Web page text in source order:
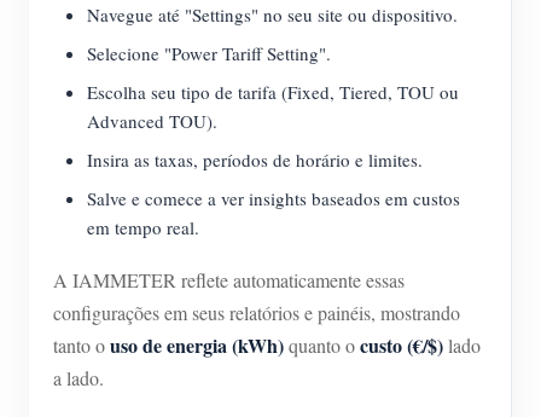
Navegue até "Settings" no seu site ou dispositivo.
Selecione "Power Tariff Setting".
Escolha seu tipo de tarifa (Fixed, Tiered, TOU ou
Advanced TOU).
Insira as taxas, períodos de horário e limites.
Salve e comece a ver insights baseados em custos
em tempo real.
A IAMMETER reflete automaticamente essas
configurações em seus relatórios e painéis, mostrando
tanto ouso de energia (kWh)quanto ocusto (€/$)lado
a lado.